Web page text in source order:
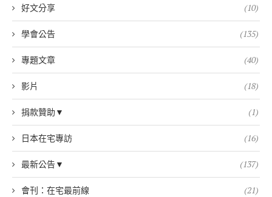
好文分享 (10)
學會公告 (135)
專題文章 (40)
影片 (18)
捐款贊助▼ (1)
日本在宅專訪 (16)
最新公告▼ (137)
會刊：在宅最前線 (21)